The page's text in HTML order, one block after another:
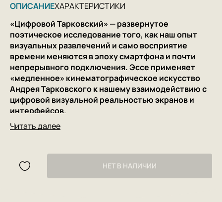
ОПИСАНИЕХАРАКТЕРИСТИКИ
«Цифровой Тарковский» — развернутое
поэтическое исследование того, как наш опыт
визуальных развлечений и само восприятие
времени меняются в эпоху смартфона и почти
непрерывного подключения. Эссе применяет
«медленное» кинематографическое искусство
Андрея Тарковского к нашему взаимодействию с
цифровой визуальной реальностью экранов и
интерфейсов.
В США взрослый человек в среднем проводит 2 часа 51
дольше, чем фильм Андрея Тарковского «Сталкер».
Нас не интересует призыв отложить телефон и начать
обращать внимание на реальный мир. Вместо этого
Читать далее
НЕТ В НАЛИЧИИ